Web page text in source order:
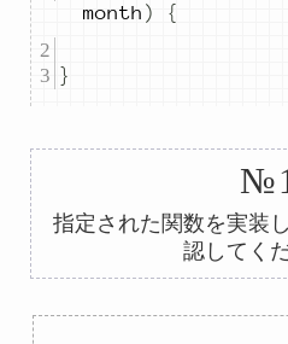
month ) {
}
指定された関数を実装
認してく